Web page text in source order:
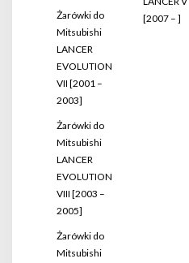
Żarówki do
Mitsubishi
LANCER
EVOLUTION
VII [2001 –
2003]
Żarówki do
Mitsubishi
LANCER
EVOLUTION
VIII [2003 –
2005]
Żarówki do
Mitsubishi
[2007 – ]